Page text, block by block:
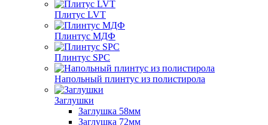
Плитус LVT
Плинтус МДФ
Плинтус SPC
Напольный плинтус из полистирола
Заглушки
Заглушка 58мм
Заглушка 72мм